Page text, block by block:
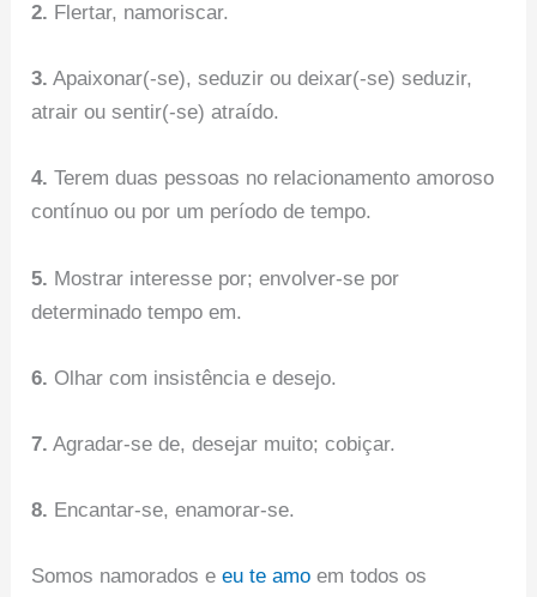
2. Flertar, namoriscar.
3. Apaixonar(-se), seduzir ou deixar(-se) seduzir,
atrair ou sentir(-se) atraído.
4. Terem duas pessoas no relacionamento amoroso
contínuo ou por um período de tempo.
5. Mostrar interesse por; envolver-se por
determinado tempo em.
6. Olhar com insistência e desejo.
7. Agradar-se de, desejar muito; cobiçar.
8. Encantar-se, enamorar-se.
Somos namorados eeu te amo em todos os